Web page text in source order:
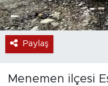
Paylaş
Menemen ilçesi